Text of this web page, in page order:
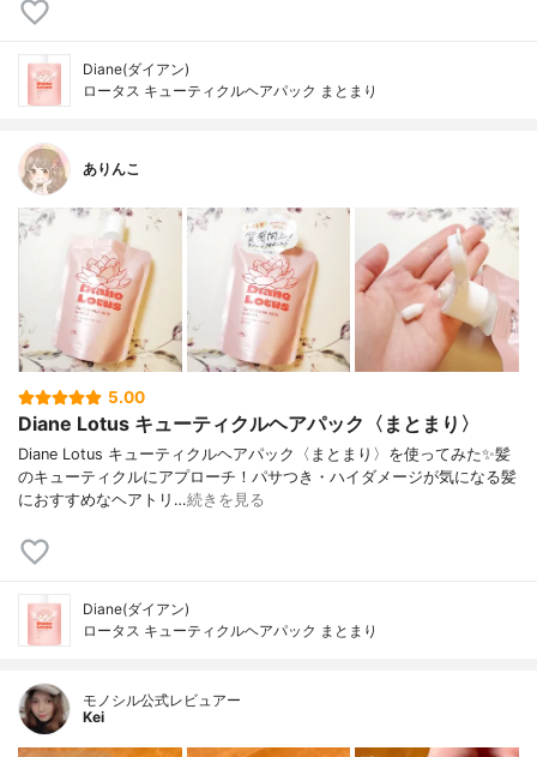
Diane(ダイアン)
ロータス キューティクルヘアパック まとまり
ありんこ
5.00
Diane Lotus キューティクルヘアパック〈まとまり〉
Diane Lotus キューティクルヘアパック〈まとまり〉を使ってみた✨髪
のキューティクルにアプローチ！パサつき・ハイダメージが気になる髪
におすすめなヘアトリ…続きを見る
Diane(ダイアン)
ロータス キューティクルヘアパック まとまり
モノシル公式レビュアー
Kei